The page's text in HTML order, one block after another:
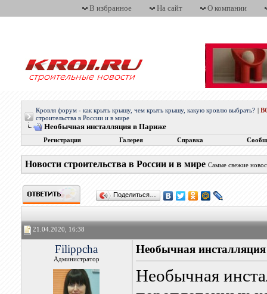
В избранное На сайт О компании
Кровля форум - как крыть крышу, чем крыть крышу, какую кровлю выбрать?
строительства в России и в мире
Необычная инсталляция в Париже
Регистрация Галерея Справка
Новости строительства в России и в мире Самые свежие
Поделиться…
21.04.2020, 16:38
Filippcha
Администратор
Необычная
Необычная